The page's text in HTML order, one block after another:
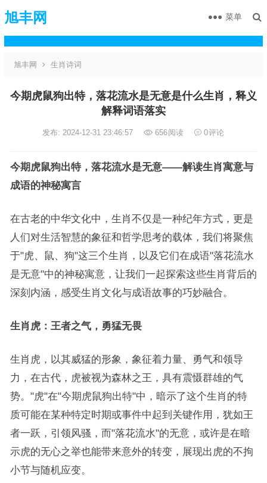
旭丰网 菜单
旭丰网 生肖诗词
今期虎鼠狗出特，落花流水是无意是什么生肖，释义
解释词语落实
发布: 2024-12-31 23:46:57 656阅读 0评论
今期虎鼠狗出特，落花流水是无意——解读生肖寓意与
成语的神秘寓言
在古老的中华文化中，生肖不仅是一种纪年方式，更是
人们对生活智慧的象征和哲学思考的载体，我们将聚焦
于"虎、鼠、狗"这三个生肖，以及它们在成语"落花流水
是无意"中的神秘寓意，让我们一起探索这些生肖背后的
深刻内涵，感受生肖文化与成语故事的巧妙融合。
生肖虎：王者之气，勇猛无畏
生肖虎，以其威猛的形象，象征着力量、勇气和领导
力，在古代，虎被视为森林之王，具有震慑群雄的气
势。"虎"在"今期虎鼠狗出特"中，暗示了这个生肖的特
质可能在某种特定时期或事件中起到关键作用，犹如王
者一跃，引领风骚，而"落花流水"的无意，或许是在暗
示虎的无心之举也能带来意外的转变，展现出虎的不拘
小节与随机应变。